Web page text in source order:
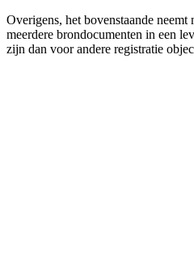
Overigens, het bovenstaande
meerdere brondocumenten in een
zijn dan voor andere registratie